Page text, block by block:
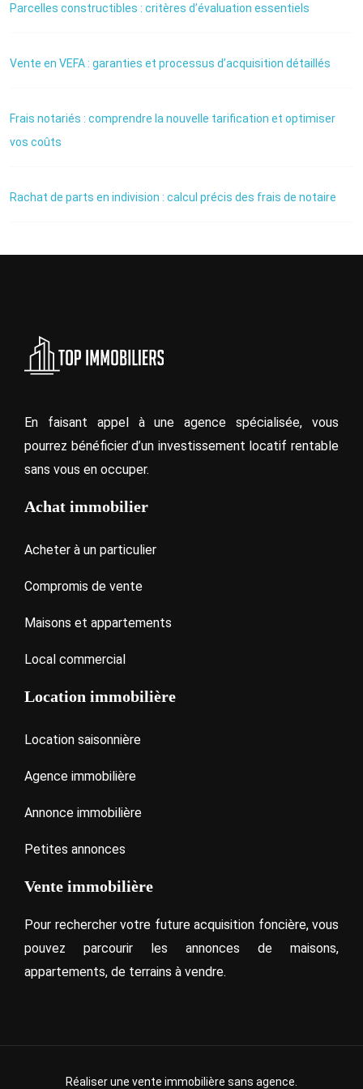
Parcelles constructibles : critères d’évaluation essentiels
Vente en VEFA : garanties et processus d’acquisition détaillés
Frais notariés : comprendre la nouvelle tarification et optimiser
vos coûts
Rachat de parts en indivision : calcul précis des frais de notaire
En faisant appel à une agence spécialisée, vous
pourrez bénéficier d’un investissement locatif rentable
sans vous en occuper.
Achat immobilier
Acheter à un particulier
Compromis de vente
Maisons et appartements
Local commercial
Location immobilière
Location saisonnière
Agence immobilière
Annonce immobilière
Petites annonces
Vente immobilière
Pour rechercher votre future acquisition foncière, vous
pouvez parcourir les annonces de maisons,
appartements, de terrains à vendre.
Réaliser une vente immobilière sans agence.